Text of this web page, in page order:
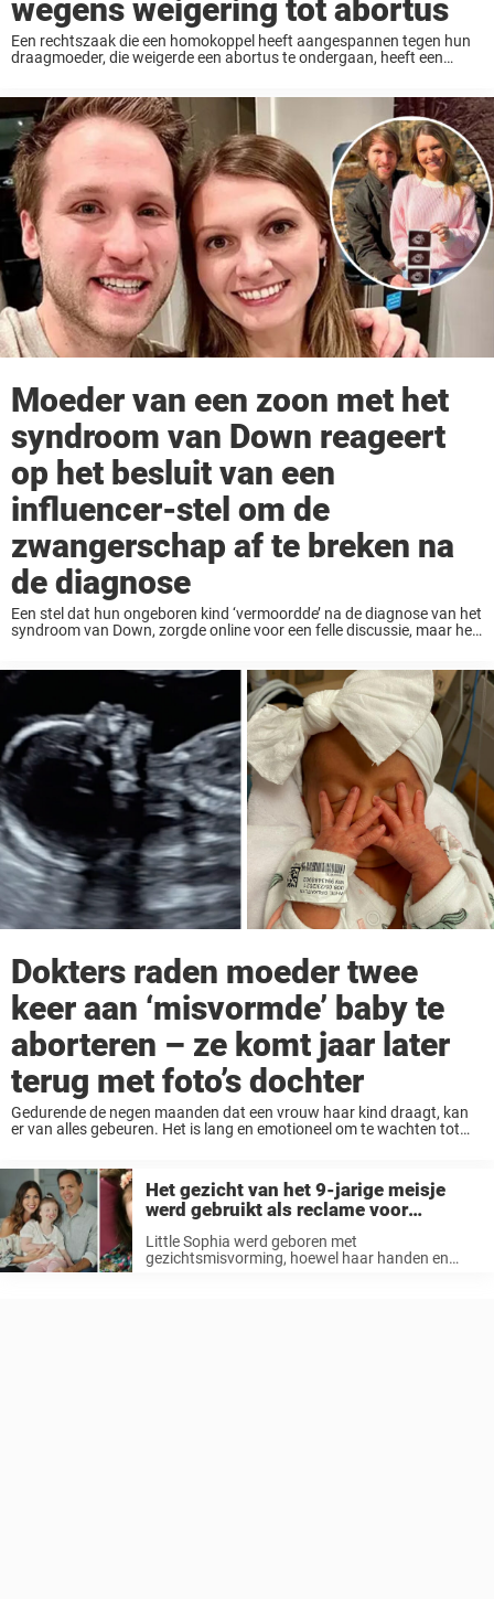
wegens weigering tot abortus
Een rechtszaak die een homokoppel heeft aangespannen tegen hun
draagmoeder, die weigerde een abortus te ondergaan, heeft een
Moeder van een zoon met het
syndroom van Down reageert
op het besluit van een
influencer-stel om de
zwangerschap af te breken na
de diagnose
Een stel dat hun ongeboren kind ‘vermoordde’ na de diagnose van het
syndroom van Down, zorgde online voor een felle discussie, maar het
Dokters raden moeder twee
keer aan ‘misvormde’ baby te
aborteren – ze komt jaar later
terug met foto’s dochter
Gedurende de negen maanden dat een vrouw haar kind draagt, kan
er van alles gebeuren. Het is lang en emotioneel om te wachten tot
Het gezicht van het 9-jarige meisje
werd gebruikt als reclame voor
abortus: moeder neemt wraak op de
beste manier
Little Sophia werd geboren met
gezichtsmisvorming, hoewel haar handen en